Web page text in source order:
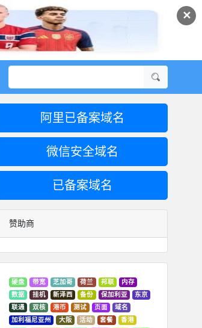
✕
阿里已备案域名
微信安全域名
已备案域名
赞助商
硬盘 带宽 芝加哥 荷兰 邦联
内存
数据
挂机 新泽西 备份 保加利亚
东京
联通
双核 港币 测试 页面
域名
加利福尼亚州
大阪 活动 套餐
香港